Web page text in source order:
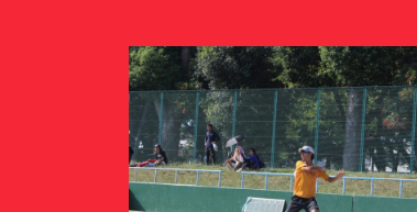
サポート情報
運動部支援
お問い合わせ